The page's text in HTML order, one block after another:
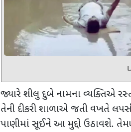
જ્યારે શીલુ દુબે નામના વ્યક્તિએ
તેની દીકરી શાળાએ જતી વખતે
પાણીમાં સૂઈને આ મુદ્દો ઉઠાવશે.